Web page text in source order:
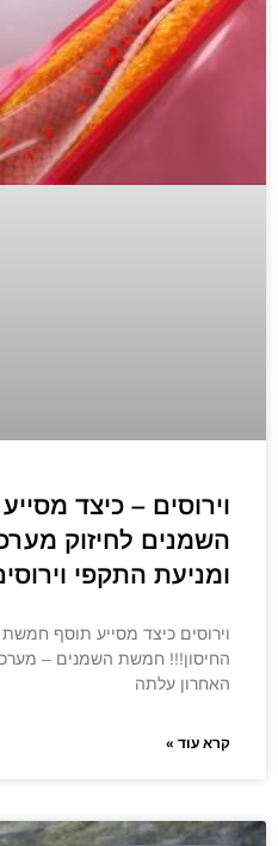
וירוסים – כיצד
השמנים לחיזוק
ומניעת התקפי
וירוסים כיצד מסייע תוסף
החיסון!!! חמשת השמנים – מערכת
האחרון עלתה
קרא עוד »